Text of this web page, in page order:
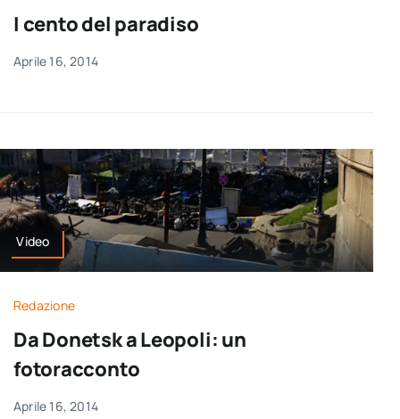
I cento del paradiso
Aprile 16, 2014
Video
Redazione
Da Donetsk a Leopoli: un
fotoracconto
Aprile 16, 2014